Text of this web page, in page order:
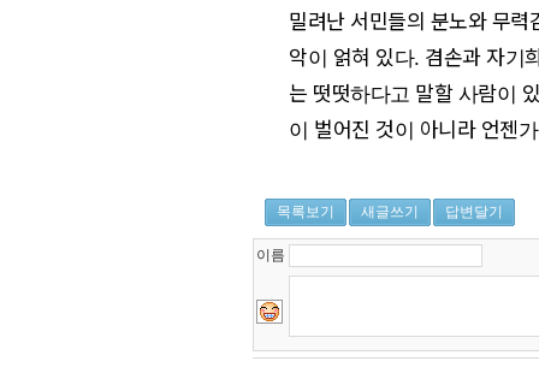
밀려난 서민들의 분노와 무
악이 얽혀 있다. 겸손과 자기
는 떳떳하다고 말할 사람이
이 벌어진 것이 아니라 언젠
목록보기 새글쓰기 답변달기
이름